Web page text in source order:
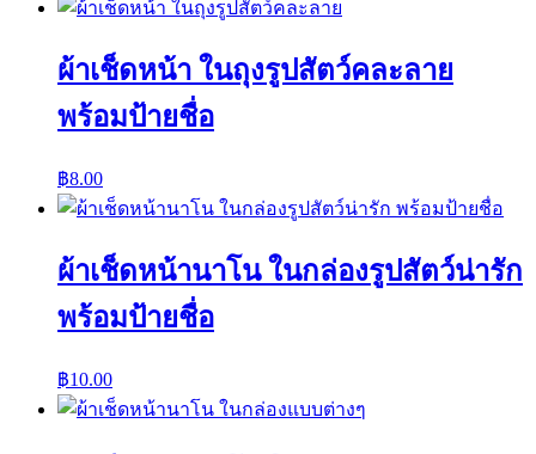
ผ้าเช็ดหน้า ในถุงรูปสัตว์คละลาย
พร้อมป้ายชื่อ
฿8.00
ผ้าเช็ดหน้านาโน ในกล่องรูปสัตว์น่ารัก
พร้อมป้ายชื่อ
฿10.00